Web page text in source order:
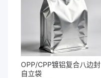
OPP/CPP镀铝复合八边封
自立袋